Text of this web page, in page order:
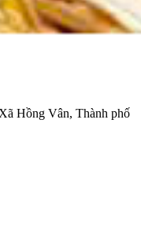
Hồng Vân, Thành phố